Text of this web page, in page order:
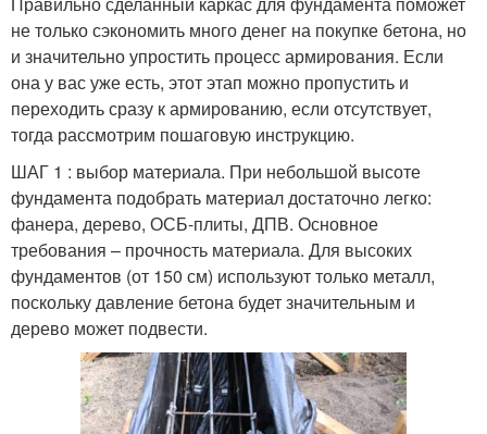
не только сэкономить много денег на покупке бетона, но
и значительно упростить процесс армирования. Если
она у вас уже есть, этот этап можно пропустить и
переходить сразу к армированию, если отсутствует,
тогда рассмотрим пошаговую инструкцию.
ШАГ 1 : выбор материала. При небольшой высоте
фундамента подобрать материал достаточно легко:
фанера, дерево, ОСБ-плиты, ДПВ. Основное
требования – прочность материала. Для высоких
фундаментов (от 150 см) используют только металл,
поскольку давление бетона будет значительным и
дерево может подвести.